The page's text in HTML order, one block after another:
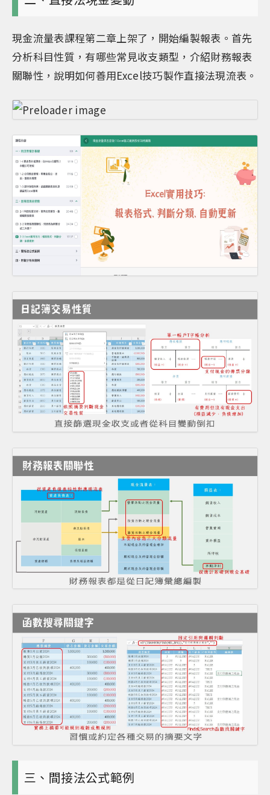
現金流量表課程第二章上架了，開始編製報表。首先
分析科目性質，有哪些常見收支類型，介紹財務報表
關聯性，說明如何善用Excel技巧製作直接法現流表。
三、間接法公式範例